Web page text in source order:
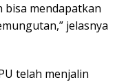
mendapatkan
jelasnya
telah menjalin